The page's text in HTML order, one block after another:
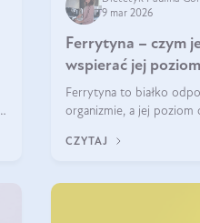
9 mar 2026
Ferrytyna – czym
wspierać jej
Ferrytyna to białko
organizmie, a jej poziom
ferrytyny daje objawy,
CZYTAJ